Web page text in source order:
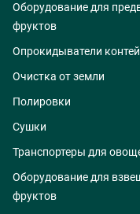
Оборудование для
фруктов
Опрокидыватели
Очистка от земли
Полировки
Сушки
Транспортеры для
Оборудование для
фруктов